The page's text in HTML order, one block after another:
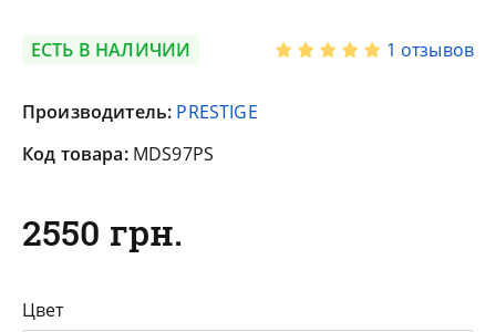
ЕСТЬ В НАЛИЧИИ 1 отзывов
Производитель: PRESTIGE
Код товара: MDS97PS
2550 грн.
Цвет